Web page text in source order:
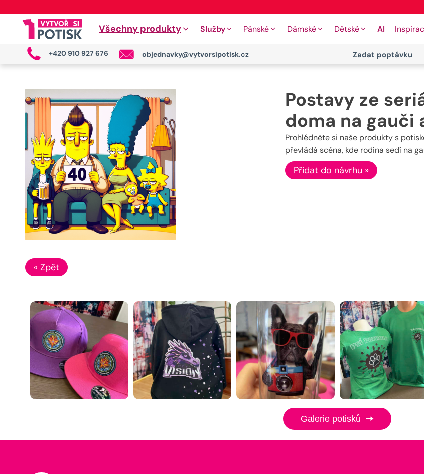
Všechny produkty Služby Pánské Dámské Dětské AI
+420 910 927 676 objednavky@vytvorsipotisk.cz Zadat poptávku
Postavy ze
doma na gauči
Prohlédněte si naše produkty s
převládá scéna, kde rodina sedí na
Přidat do návrhu »
« Zpět
Galerie potisků